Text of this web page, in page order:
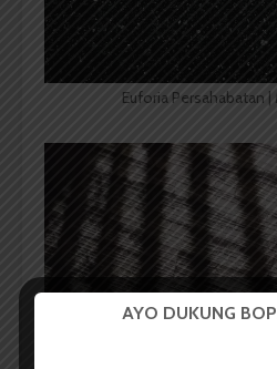
Euforia Persahabatan |
AYO DUKUNG